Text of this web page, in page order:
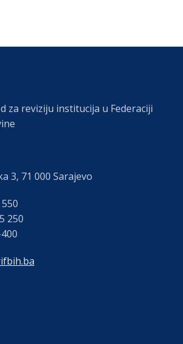
za reviziju institucija u Federaciji
3, 71 000 Sarajevo
250